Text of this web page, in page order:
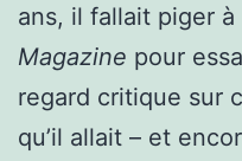
ans, il fallait piger à
Magazine pour
regard critique sur
qu’il allait – et